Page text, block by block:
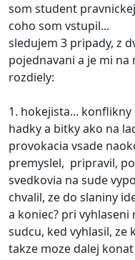
som student
coho som vstupil...
sledujem 3 pripady, z
pojednavani a je mi
rozdiely:
1. hokejista...
hadky a bitky ako na
provokacia vsade
premyslel, pripravil,
svedkovia na sude
chvalil, ze do slaniny
a koniec? pri
sudcu, ked vyhlasil, ze
takze moze dalej